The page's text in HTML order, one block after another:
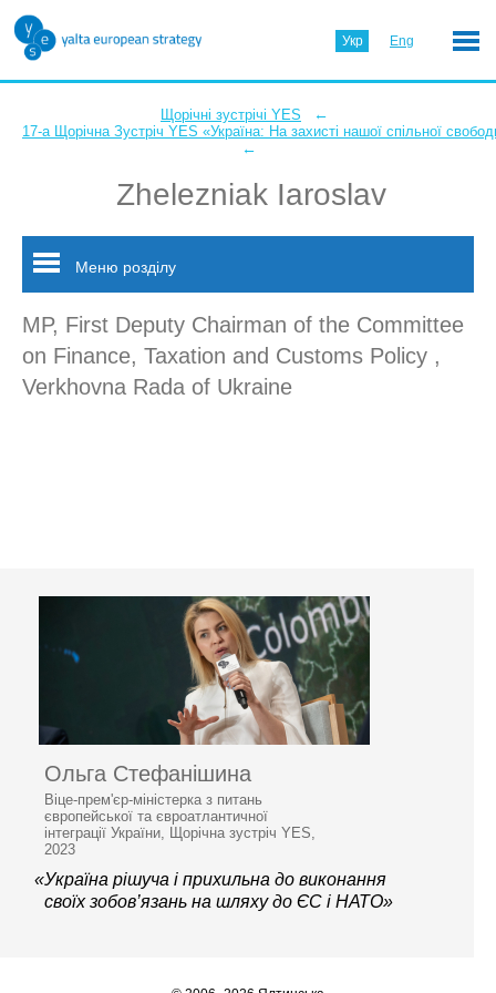
Укр Eng
Щорічні зустрічі YES ←
17-а Щорічна Зустріч YES «Україна: На захисті нашої спільної
←
Zhelezniak Iaroslav
Меню розділу
MP, First Deputy Chairman of the Committee
on Finance, Taxation and Customs Policy ,
Verkhovna Rada of Ukraine
Ольга Стефанішина
Віце-прем'єр-міністерка з питань
європейської та євроатлантичної
інтеграції України, Щорічна зустріч YES,
2023
«Україна рішуча і прихильна до виконання
своїх зобов’язань на шляху до ЄС і НАТО»